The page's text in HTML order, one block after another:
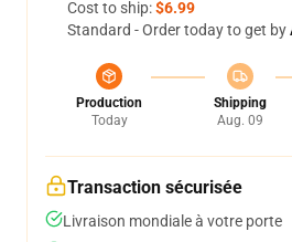
Cost to ship:$6.99
Standard - Order today to get by
Production
Today
Shipping
Aug. 09
Transaction sécurisée
Livraison mondiale à votre porte